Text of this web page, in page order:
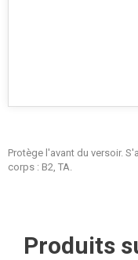
Protège l'avant du versoir.
corps : B2, TA.
Produits